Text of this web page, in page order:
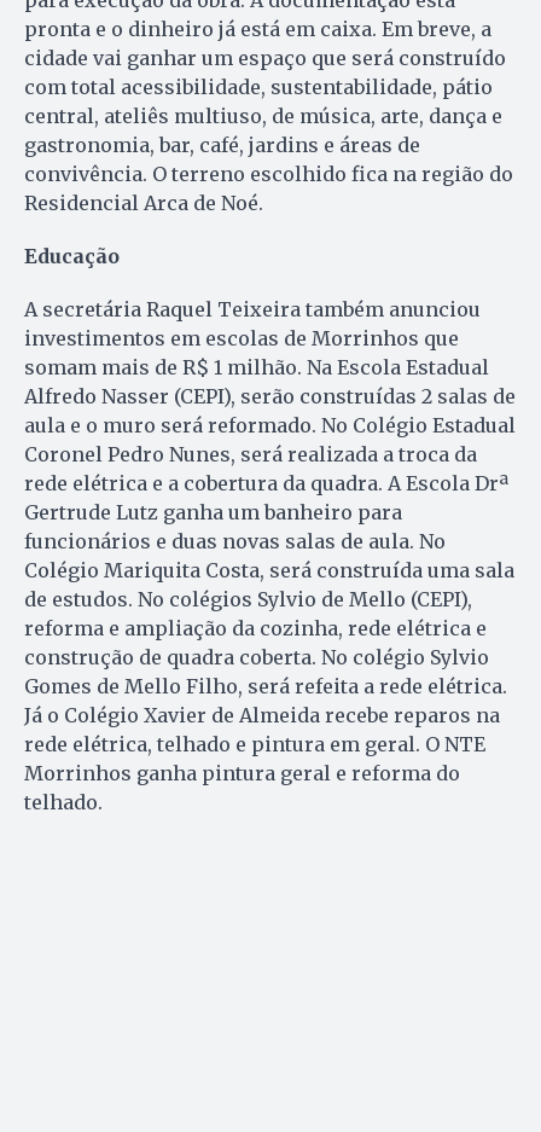
pronta e o dinheiro já está em caixa. Em breve, a
cidade vai ganhar um espaço que será construído
com total acessibilidade, sustentabilidade, pátio
central, ateliês multiuso, de música, arte, dança e
gastronomia, bar, café, jardins e áreas de
convivência. O terreno escolhido fica na região do
Residencial Arca de Noé.
Educação
A secretária Raquel Teixeira também anunciou
investimentos em escolas de Morrinhos que
somam mais de R$ 1 milhão. Na Escola Estadual
Alfredo Nasser (CEPI), serão construídas 2 salas de
aula e o muro será reformado. No Colégio Estadual
Coronel Pedro Nunes, será realizada a troca da
rede elétrica e a cobertura da quadra. A Escola Drª
Gertrude Lutz ganha um banheiro para
funcionários e duas novas salas de aula. No
Colégio Mariquita Costa, será construída uma sala
de estudos. No colégios Sylvio de Mello (CEPI),
reforma e ampliação da cozinha, rede elétrica e
construção de quadra coberta. No colégio Sylvio
Gomes de Mello Filho, será refeita a rede elétrica.
Já o Colégio Xavier de Almeida recebe reparos na
rede elétrica, telhado e pintura em geral. O NTE
Morrinhos ganha pintura geral e reforma do
telhado.